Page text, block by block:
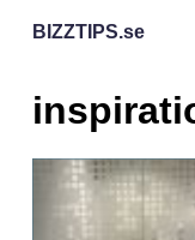
BIZZTIPS.se